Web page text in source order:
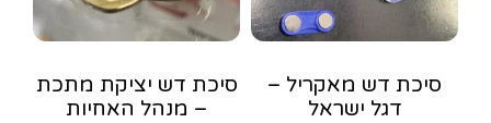
סיכת דש מאקריל –
דגל ישראל
סיכת דש יציקת מתכת
– מנהל האחיות